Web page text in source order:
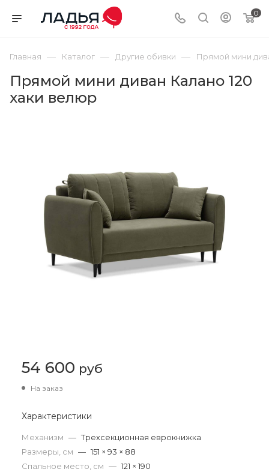
0
Главная — Каталог — Другие обивки — Прямой мини
Прямой мини диван Калано 120
хаки велюр
54 600 руб
На заказ
Характеристики
Механизм — Трехсекционная еврокнижка
Размеры, см — 151 × 93 × 88
Спальное место, см — 121 × 190